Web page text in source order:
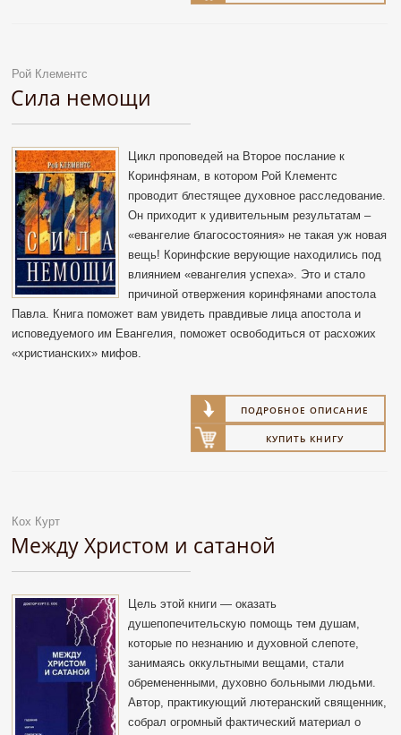
Рой Клементс
Сила немощи
Цикл проповедей на Второе послание к
Коринфянам, в котором Рой Клементс
проводит блестящее духовное расследование.
Он приходит к удивительным результатам –
«евангелие благосостояния» не такая уж новая
вещь! Коринфские верующие находились под
влиянием «евангелия успеха». Это и стало
причиной отвержения коринфянами апостола
Павла. Книга поможет вам увидеть правдивые лица апостола и
исповедуемого им Евангелия, поможет освободиться от расхожих
«христианских» мифов.
ПОДРОБНОЕ ОПИСАНИЕ
КУПИТЬ КНИГУ
Кох Курт
Между Христом и сатаной
Цель этой книги — оказать
душепопечительскую помощь тем душам,
которые по незнанию и духовной слепоте,
занимаясь оккультными вещами, стали
обремененными, духовно больными людьми.
Автор, практикующий лютеранский священник,
собрал огромный фактический материал о